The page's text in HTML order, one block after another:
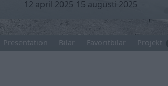
12 april 2025 15 augusti 2025
Presentation Bilar Favoritbilar Projekt